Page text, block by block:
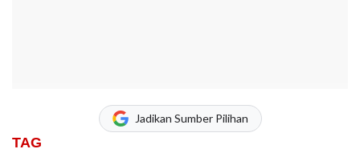
Jadikan Sumber Pilihan
TAG